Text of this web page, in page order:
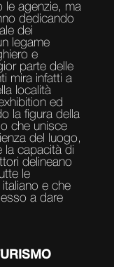
le agenzie, ma
dedicando
dei
legame
e
parte delle
mira infatti a
località
ed
la figura della
che unisce
del luogo,
la capacità di
delineano
le
e che
a dare